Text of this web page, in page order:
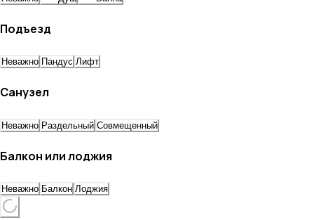
Подъезд
Неважно Пандус Лифт
Санузел
Неважно Раздельный Совмещенный
Балкон или лоджия
Неважно Балкон Лоджия